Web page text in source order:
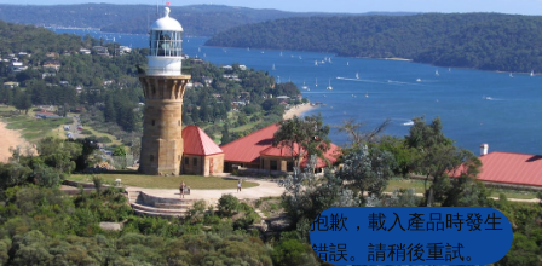
Product
List
Product
List
抱歉，載入產品時發生
錯誤。請稍後重試。